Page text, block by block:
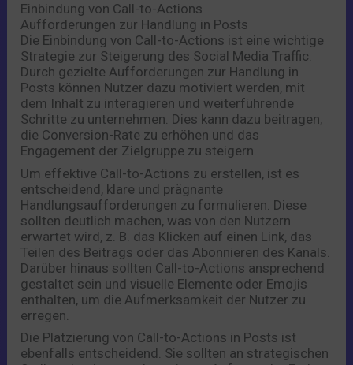
Einbindung von Call-to-Actions
Aufforderungen zur Handlung in Posts
Die Einbindung von Call-to-Actions ist eine wichtige
Strategie zur Steigerung des Social Media Traffic.
Durch gezielte Aufforderungen zur Handlung in
Posts können Nutzer dazu motiviert werden, mit
dem Inhalt zu interagieren und weiterführende
Schritte zu unternehmen. Dies kann dazu beitragen,
die Conversion-Rate zu erhöhen und das
Engagement der Zielgruppe zu steigern.
Um effektive Call-to-Actions zu erstellen, ist es
entscheidend, klare und prägnante
Handlungsaufforderungen zu formulieren. Diese
sollten deutlich machen, was von den Nutzern
erwartet wird, z. B. das Klicken auf einen Link, das
Teilen des Beitrags oder das Abonnieren des Kanals.
Darüber hinaus sollten Call-to-Actions ansprechend
gestaltet sein und visuelle Elemente oder Emojis
enthalten, um die Aufmerksamkeit der Nutzer zu
erregen.
Die Platzierung von Call-to-Actions in Posts ist
ebenfalls entscheidend. Sie sollten an strategischen